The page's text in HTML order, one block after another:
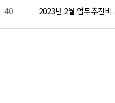
40 2023년 2월 업무추진비